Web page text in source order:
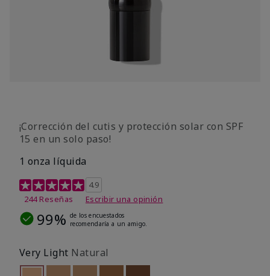
¡Corrección del cutis y protección solar con SPF
15 en un solo paso!
1 onza líquida
Calificación de clientes de 3,7 de 5
4.9
244 Reseñas
Escribir una opinión
99% de los encuestados
recomendaría a un amigo.
Very Light Natural